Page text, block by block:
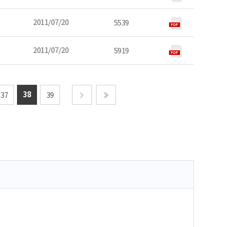
2011/07/20 5539
2011/07/20 5919
37 38
39